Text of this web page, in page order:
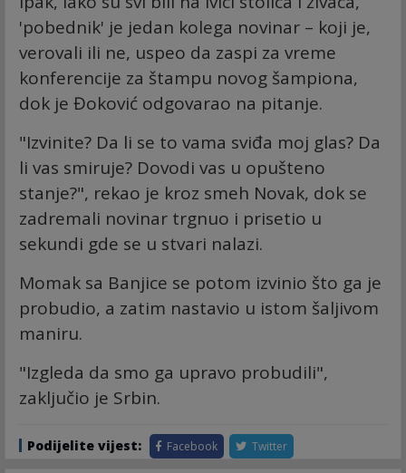
'pobednik' je jedan kolega novinar – koji je,
verovali ili ne, uspeo da zaspi za vreme
konferencije za štampu novog šampiona,
dok je Đoković odgovarao na pitanje.
"Izvinite? Da li se to vama sviđa moj glas? Da
li vas smiruje? Dovodi vas u opušteno
stanje?", rekao je kroz smeh Novak, dok se
zadremali novinar trgnuo i prisetio u
sekundi gde se u stvari nalazi.
Momak sa Banjice se potom izvinio što ga je
probudio, a zatim nastavio u istom šaljivom
maniru.
"Izgleda da smo ga upravo probudili",
zaključio je Srbin.
Podijelite vijest: Facebook Twitter